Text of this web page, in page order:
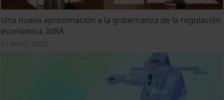
Una nueva aproximación a la gobernanza de la regulación
económica. IdRA
21 març, 2023